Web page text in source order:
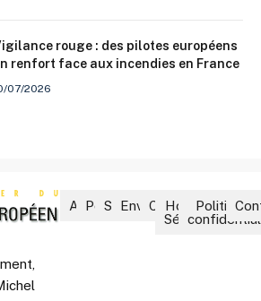
rouge : des pilotes européens
renfort face aux incendies en France
07/2026
Accueil
Politique
Société
Environnement
CultureHors-
Séries
Politique